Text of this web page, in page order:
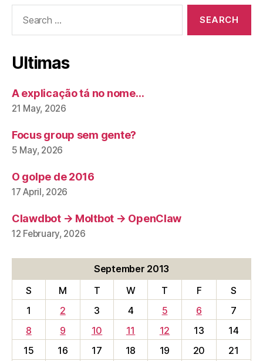
Ultimas
A explicação tá no nome…
21 May, 2026
Focus group sem gente?
5 May, 2026
O golpe de 2016
17 April, 2026
Clawdbot → Moltbot → OpenClaw
12 February, 2026
September 2013
S
M T W T F
S
1
2 3 4 5 6
7
8
9 10 11 12 13
14
15
16 17 18 19 20 21